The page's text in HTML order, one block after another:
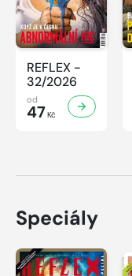
REFLEX -
32/2026
od
47 Kč
Speciály